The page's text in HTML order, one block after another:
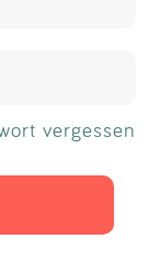
vergessen